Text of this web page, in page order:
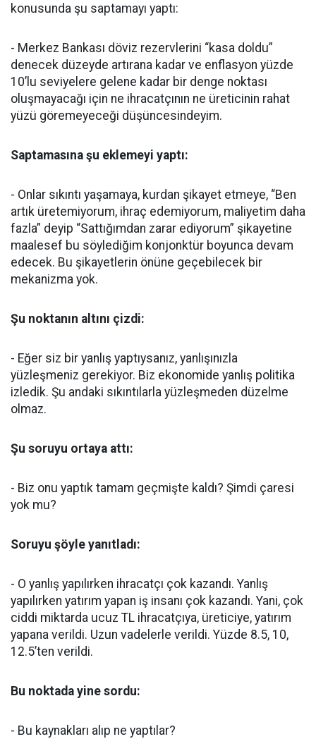
konusunda şu saptamayı yaptı:
- Merkez Bankası döviz rezervlerini “kasa doldu”
denecek düzeyde artırana kadar ve enflasyon yüzde
10’lu seviyelere gelene kadar bir denge noktası
oluşmayacağı için ne ihracatçının ne üreticinin rahat
yüzü göremeyeceği düşüncesindeyim.
Saptamasına şu eklemeyi yaptı:
- Onlar sıkıntı yaşamaya, kurdan şikayet etmeye, “Ben
artık üretemiyorum, ihraç edemiyorum, maliyetim daha
fazla” deyip “Sattığımdan zarar ediyorum” şikayetine
maalesef bu söylediğim konjonktür boyunca devam
edecek. Bu şikayetlerin önüne geçebilecek bir
mekanizma yok.
Şu noktanın altını çizdi:
- Eğer siz bir yanlış yaptıysanız, yanlışınızla
yüzleşmeniz gerekiyor. Biz ekonomide yanlış politika
izledik. Şu andaki sıkıntılarla yüzleşmeden düzelme
olmaz.
Şu soruyu ortaya attı:
- Biz onu yaptık tamam geçmişte kaldı? Şimdi çaresi
yok mu?
Soruyu şöyle yanıtladı:
- O yanlış yapılırken ihracatçı çok kazandı. Yanlış
yapılırken yatırım yapan iş insanı çok kazandı. Yani, çok
ciddi miktarda ucuz TL ihracatçıya, üreticiye, yatırım
yapana verildi. Uzun vadelerle verildi. Yüzde 8.5, 10,
12.5’ten verildi.
Bu noktada yine sordu:
- Bu kaynakları alıp ne yaptılar?